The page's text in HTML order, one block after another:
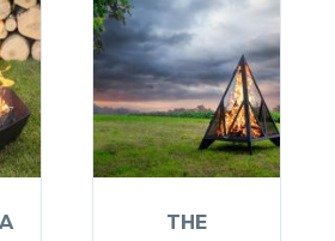
THE